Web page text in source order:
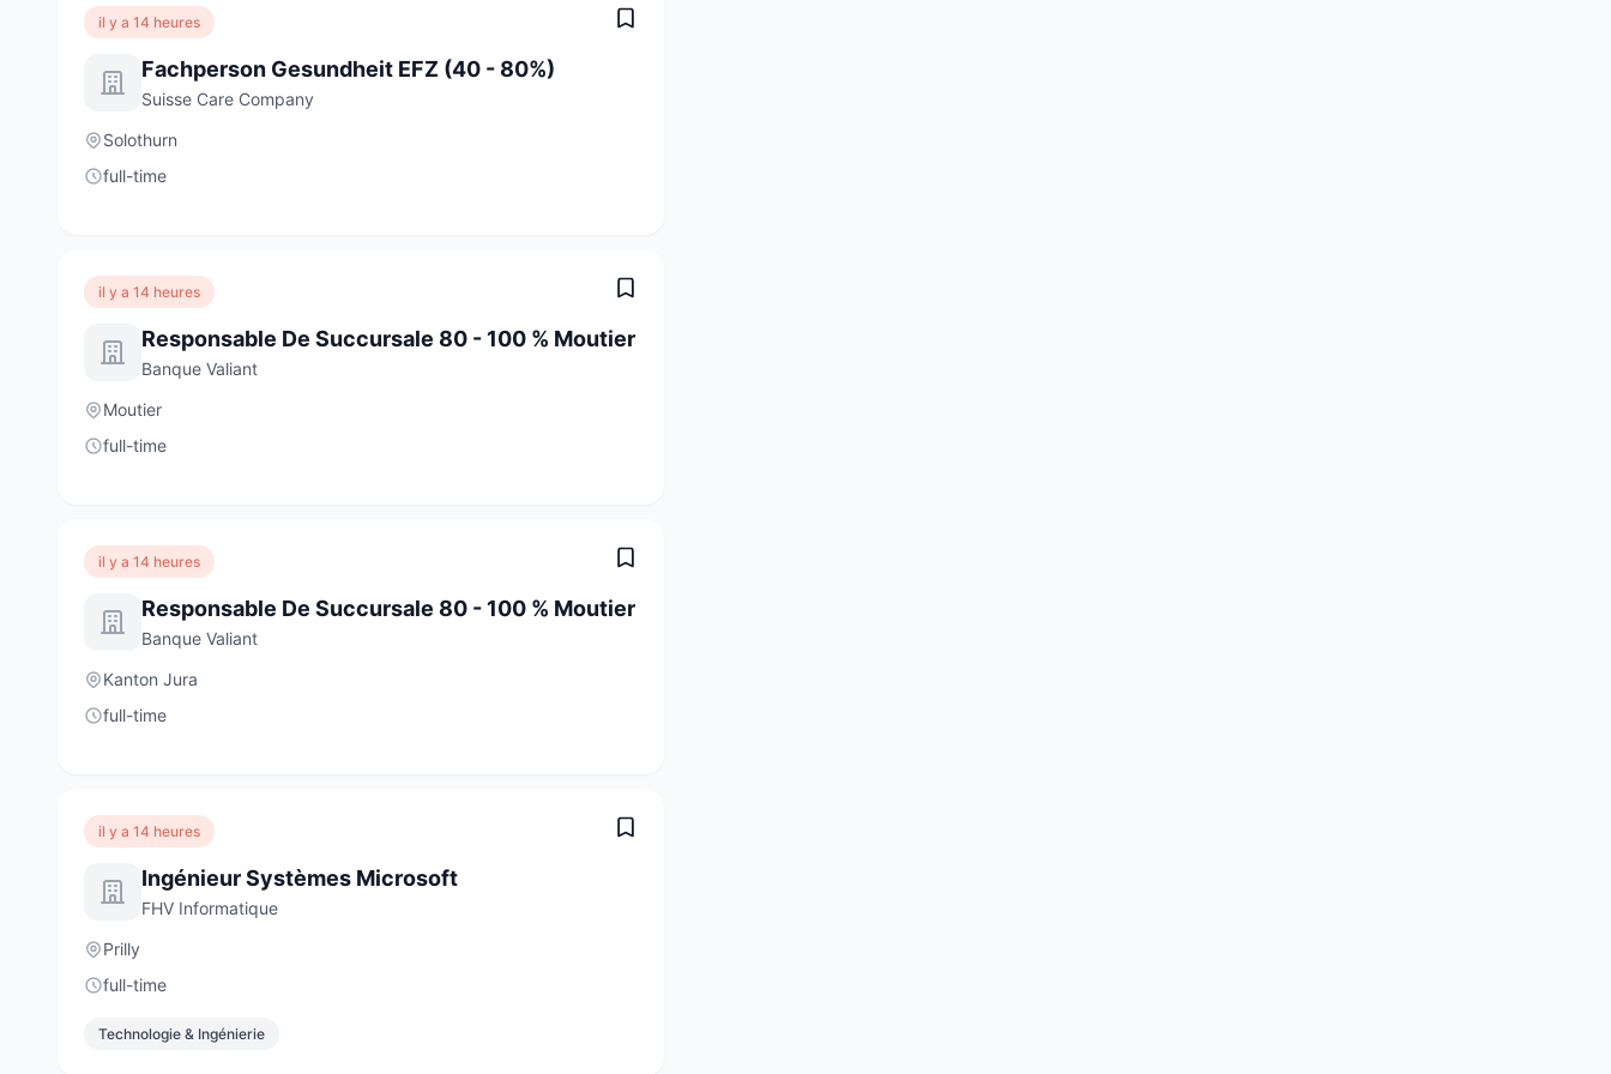
il y a 14 heures
Fachperson Gesundheit EFZ (40 - 80%)
Suisse Care Company
Solothurn
full-time
il y a 14 heures
Responsable De Succursale 80 - 100 % Moutier
Banque Valiant
Moutier
full-time
il y a 14 heures
Responsable De Succursale 80 - 100 % Moutier
Banque Valiant
Kanton Jura
full-time
il y a 14 heures
Ingénieur Systèmes Microsoft
FHV Informatique
Prilly
full-time
Technologie & Ingénierie